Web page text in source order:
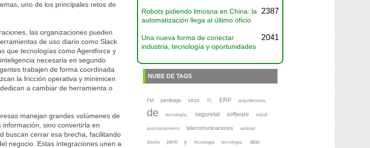
uno de los principales retos de
las organizaciones pueden
de uso diario como Slack
que tecnologías como Agentforce y
necesaria en segundo
trabajen de forma coordinada
la fricción operativa y minimicen
a cambiar de herramienta o
manejan grandes volúmenes de
sino convertirla en
buscan cerrar esa brecha, facilitando
negocio. Estas integraciones unen a
Robots pidiendo limosna en China: la
automatización llega al último oficio
2387
Una nueva forma de conectar
industria, tecnología y oportunidades
2041
NUBE DE TAGS
FM perittage virus TI, ERP arquitectura,
de tecnología, seguretat software móvil
posicionamiento telecomunicaciones android
diseño perti y tecnologia tecnologia, atac